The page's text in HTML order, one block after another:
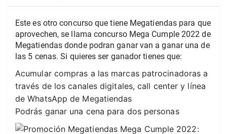
Este es otro concurso que tiene Megatiendas para que
aprovechen, se llama concurso Mega Cumple 2022 de
Megatiendas donde podran ganar van a ganar una de
las 5 cenas. Si quieres ser ganador tienes que:
Acumular compras a las marcas patrocinadoras a
través de los canales digitales, call center y línea
de WhatsApp de Megatiendas
Podrás ganar una cena para dos personas